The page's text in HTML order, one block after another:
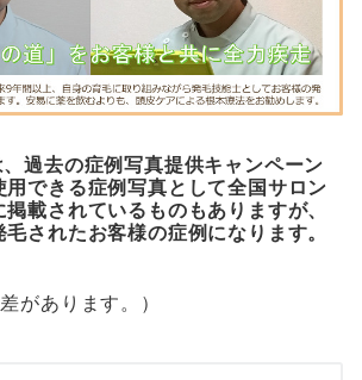
過去の症例写真提供キャンペーン
用できる症例写真として全国サロン
載されているものもありますが、
されたお客様の症例になります。
があります。）